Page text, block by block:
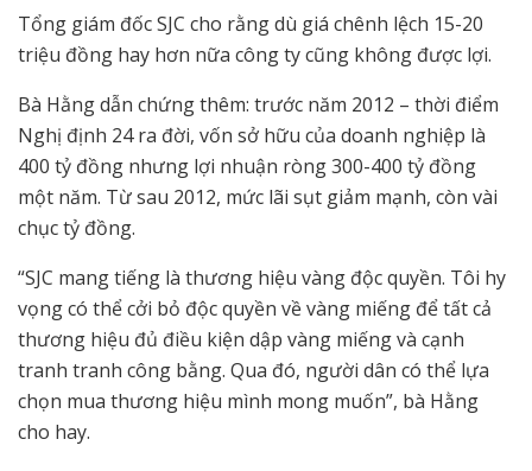
Tổng giám đốc SJC cho rằng dù giá chênh lệch 15-20
triệu đồng hay hơn nữa công ty cũng không được lợi.
Bà Hằng dẫn chứng thêm: trước năm 2012 – thời điểm
Nghị định 24 ra đời, vốn sở hữu của doanh nghiệp là
400 tỷ đồng nhưng lợi nhuận ròng 300-400 tỷ đồng
một năm. Từ sau 2012, mức lãi sụt giảm mạnh, còn vài
chục tỷ đồng.
“SJC mang tiếng là thương hiệu vàng độc quyền. Tôi hy
vọng có thể cởi bỏ độc quyền về vàng miếng để tất cả
thương hiệu đủ điều kiện dập vàng miếng và cạnh
tranh tranh công bằng. Qua đó, người dân có thể lựa
chọn mua thương hiệu mình mong muốn”, bà Hằng
cho hay.